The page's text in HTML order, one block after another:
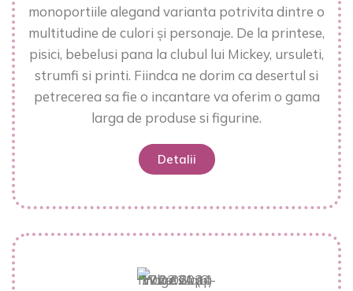
monoportiile alegand varianta potrivita dintre o
multitudine de culori și personaje. De la printese,
pisici, bebelusi pana la clubul lui Mickey, ursuleti,
strumfi si printi. Fiindca ne dorim ca desertul si
petrecerea sa fie o incantare va oferim o gama
larga de produse si figurine.
Detalii